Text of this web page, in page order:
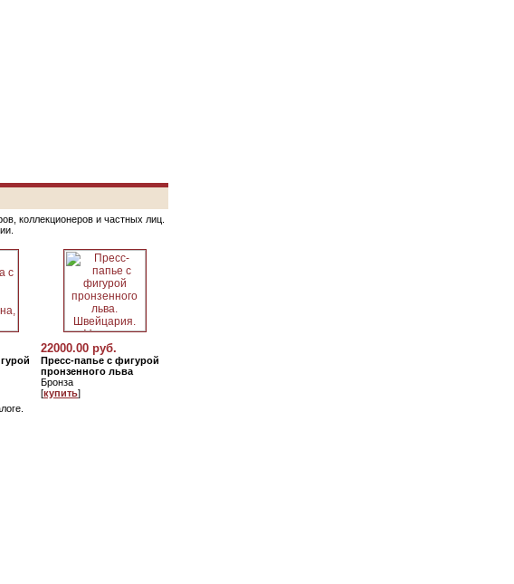
коллекционеров и частных лиц.
22000.00 руб.
Пресс-папье с фигурой
пронзенного льва
Бронза
[купить]